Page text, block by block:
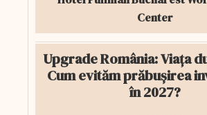
Center
Upgrade România: Viața
Cum evităm prăbușirea
în 2027?